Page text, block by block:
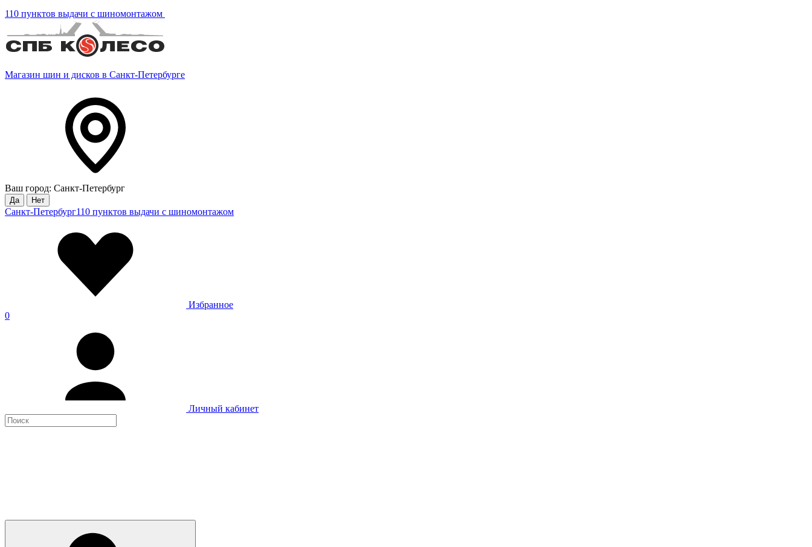
110 пунктов выдачи с шиномонтажом
Магазин шин и дисков в Санкт-Петербурге
Ваш город: Санкт-Петербург
Да Нет
Санкт-Петербург110 пунктов выдачи с шиномонтажом
Избранное
0
Личный кабинет